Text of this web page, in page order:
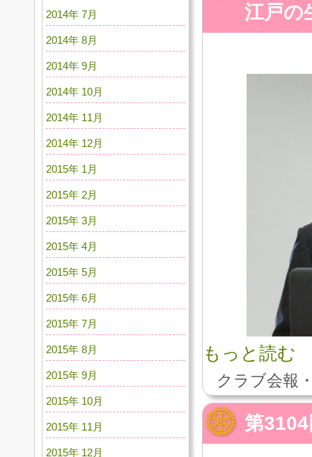
江戸の
もっと読む
クラブ会報
第
2014年 7月
2014年 8月
2014年 9月
2014年 10月
2014年 11月
2014年 12月
2015年 1月
2015年 2月
2015年 3月
2015年 4月
2015年 5月
2015年 6月
2015年 7月
2015年 8月
2015年 9月
2015年 10月
2015年 11月
2015年 12月